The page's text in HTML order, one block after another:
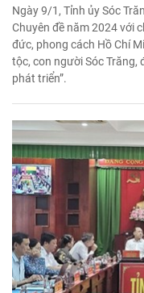
Ngày 9/1, Tỉnh ủy Sóc
Chuyên đề năm 2024 với
đức, phong cách Hồ Chí
tộc, con người Sóc Trăng,
phát triển”.